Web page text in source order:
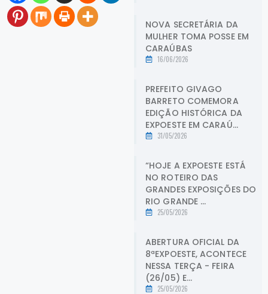
NOVA SECRETÁRIA DA
MULHER TOMA POSSE EM
CARAÚBAS
16/06/2026
PREFEITO GIVAGO
BARRETO COMEMORA
EDIÇÃO HISTÓRICA DA
EXPOESTE EM CARAÚ...
31/05/2026
“HOJE A EXPOESTE ESTÁ
NO ROTEIRO DAS
GRANDES EXPOSIÇÕES DO
RIO GRANDE ...
25/05/2026
ABERTURA OFICIAL DA
8ªEXPOESTE, ACONTECE
NESSA TERÇA - FEIRA
(26/05) E...
25/05/2026